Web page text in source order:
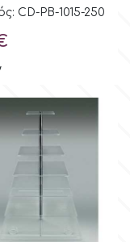
CD-PB-1015-250